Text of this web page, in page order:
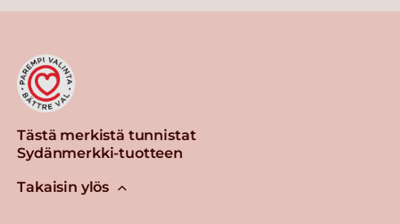
Tästä merkistä tunnistat
Sydänmerkki-tuotteen
Takaisin ylös